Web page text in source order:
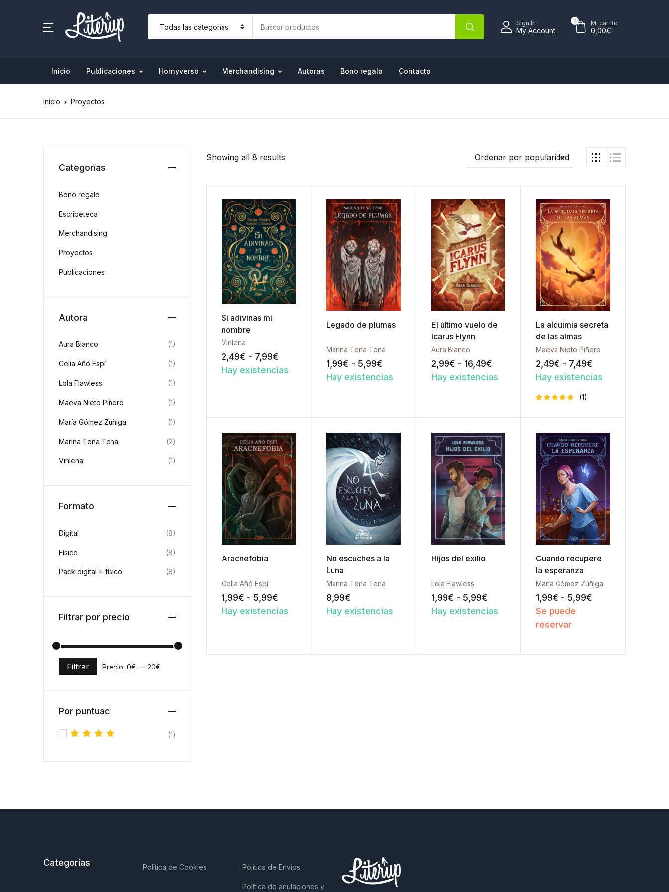
Sign In
My Account
0 Mi carrito
0,00€
Inicio Publicaciones Hornyverso Merchandising Autoras Bono regalo Contacto
Inicio Proyectos
Showing all 8 results Ordenar por popularidad
Si adivinas mi
nombre
Vinlena
2,49€ - 7,99€Rango de precios: desde 2,49€ hasta 7,99€
Hay existencias
Añadir a la lista de deseos
Legado de plumas
Marina Tena Tena
1,99€ - 5,99€ Rango de precios: desde 1,99€ hasta 5,99€
Hay existencias
El último vuelo de
Icarus Flynn
Aura Blanco
2,99€ - 16,49€Rango de precios: desde 2,99€ hasta
Hay existencias
La alquimia secreta
de las almas
Maeva Nieto Piñero
2,49€ - 7,49€
Hay existencias
con5.00
valoración
de un
cliente
(1)
Aracnefobia
Celia Añó Espí
1,99€ - 5,99€Rango de precios: desde 1,99€ hasta 5,99€
Hay existencias
No escuches a la
Luna
Marina Tena Tena
8,99€
Hay existencias
Hijos del exilio
Lola Flawless
1,99€ - 5,99€Rango de precios: desde 1,99€ hasta
Hay existencias
Añadir a la lista de deseos
Cuando recupere
la esperanza
María Gómez Zúñiga
1,99€ - 5,99€
Se puede
reservar
Categorías
Bono regalo
Escribeteca
Merchandising
Proyectos
Publicaciones
Autora
Aura Blanco (1)
Celia Añó Espí (1)
Lola Flawless (1)
Maeva Nieto Piñero (1)
María Gómez Zúñiga (1)
Marina Tena Tena (2)
Vinlena (1)
Formato
Digital (8)
Físico (8)
Pack digital + físico (8)
Filtrar por precio
Precio mínimo
Precio máximo
Filtrar Precio: 0€ — 20€
Por puntuaci
(1)
Categorías Política de Cookies Política de Envíos
Política de anulaciones y